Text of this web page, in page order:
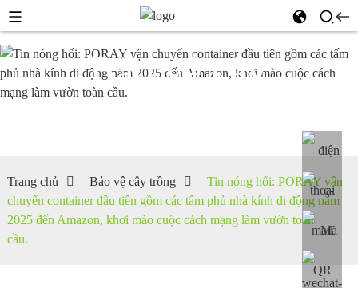
Bảo vệ cây
Trang chủ Bảo vệ cây trồng
Tin nóng hổi: PORAY vận
chuyển container đầu tiên gồm các tấm phủ nhà kính di động năm
2025 đến Amazon, khơi mào cuộc cách mạng làm vườn toàn
cầu.